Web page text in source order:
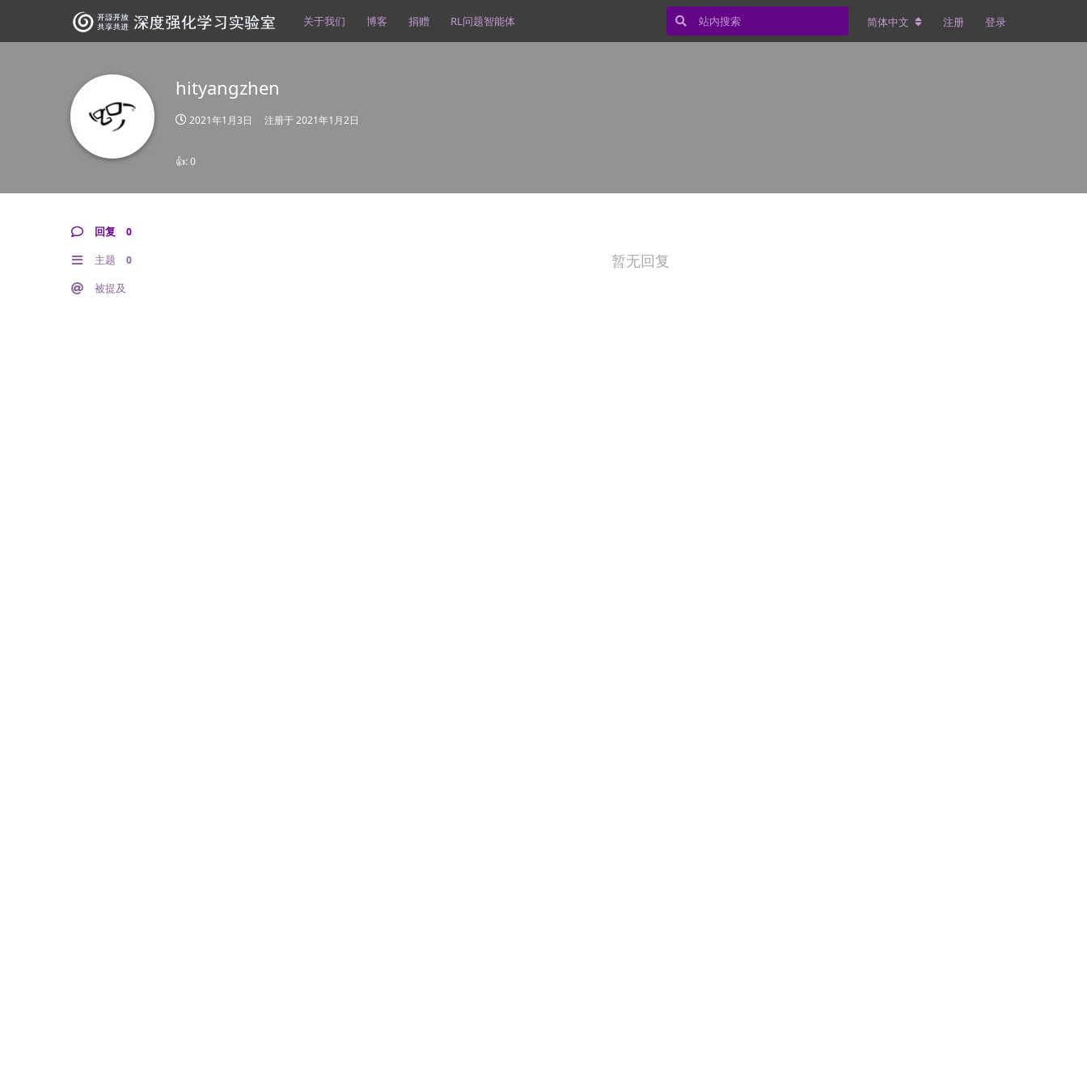
关于我们 博客 捐赠 RL问题智能体 简体中文 注册 登录
hityangzhen
2021年1月3日 注册于2021年1月2日
👍:0
回复 0
主题 0
被提及
暂无回复